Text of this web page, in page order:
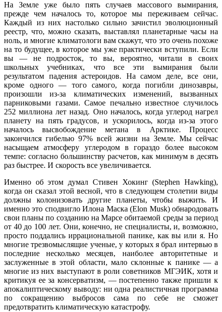
На Земле уже было пять случаев массового вымирания,
прежде чем началось то, которое мы переживаем сейчас.
Каждый из них настолько сильно зачистил эволюционный
реестр, что, можно сказать, выставлял планетарные часы на
ноль, и многие климатологи вам скажут, что это очень похоже
на то будущее, в которое мы уже практически вступили. Если
вы — не подросток, то вы, вероятно, читали в своих
школьных учебниках, что все эти вымирания были
результатом падения астероидов. На самом деле, все они,
кроме одного — того самого, когда погибли динозавры,
произошли из-за климатических изменений, вызванных
парниковыми газами. Самое печально известное случилось
252 миллиона лет назад. Оно началось, когда углерод нагрел
планету на пять градусов, и ускорилось, когда из-за этого
началось высвобождение метана в Арктике. Процесс
закончился гибелью 97% всей жизни на Земле. Мы сейчас
насыщаем атмосферу углеродом в гораздо более высоком
темпе: согласно большинству расчетов, как минимум в десять
раз быстрее. И скорость все увеличивается.
Именно об этом думал Стивен Хокинг (Stephen Hawking),
когда он сказал этой весной, что в следующем столетии виды
должны колонизовать другие планеты, чтобы выжить. И
именно это сподвигло Илона Маска (Elon Musk) обнародовать
свои планы по созданию на Марсе обитаемой среды за период
от 40 до 100 лет. Они, конечно, не специалисты, и, возможно,
просто поддались иррациональной панике, как вы или я. Но
многие трезвомыслящие ученые, у которых я брал интервью в
последние несколько месяцев, наиболее авторитетные и
заслуженные в этой области, мало склонные к панике — а
многие из них выступают в роли советников МГЭИК, хотя и
критикуя ее за консерватизм, — постепенно также пришли к
апокалиптическому выводу: ни одна реалистичная программа
по сокращению выбросов сама по себе не сможет
предотвратить климатическую катастрофу.